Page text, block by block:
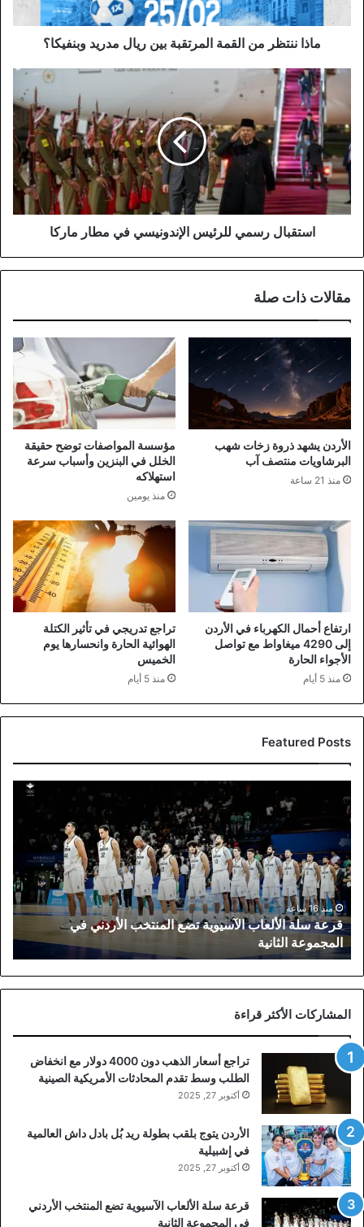
مدريد
وبنفيكا؟
ماذا ننتظر من القمة المرتقبة بين ريال مدريد وبنفيكا؟
استقبال
رسمي
للرئيس
الإندونيسي
في
مطار
ماركا
استقبال رسمي للرئيس الإندونيسي في مطار ماركا
مقالات ذات صلة
الأردن يشهد ذروة زخات شهب
البرشاويات منتصف آب
منذ 21 ساعة
مؤسسة المواصفات توضح حقيقة
الخلل في البنزين وأسباب سرعة
استهلاكه
منذ يومين
ارتفاع أحمال الكهرباء في الأردن
إلى 4290 ميغاواط مع تواصل
الأجواء الحارة
منذ 5 أيام
تراجع تدريجي في تأثير الكتلة
الهوائية الحارة وانحسارها يوم
الخميس
منذ 5 أيام
Featured Posts
سلة
الألعاب
الآسيوية
تضع
المنتخب
الأردني
في
المجموعة
الثانية
منذ 16 ساعة
قرعة سلة الألعاب الآسيوية تضع المنتخب الأردني في
المجموعة الثانية
المشاركات الأكثر قراءة
تراجع أسعار الذهب دون 4000 دولار مع انخفاض
الطلب وسط تقدم المحادثات الأمريكية الصينية
أكتوبر 27, 2025
الأردن يتوج بلقب بطولة ريد بُل بادل داش العالمية
في إشبيلية
أكتوبر 27, 2025
قرعة سلة الألعاب الآسيوية تضع المنتخب الأردني
في المجموعة الثانية